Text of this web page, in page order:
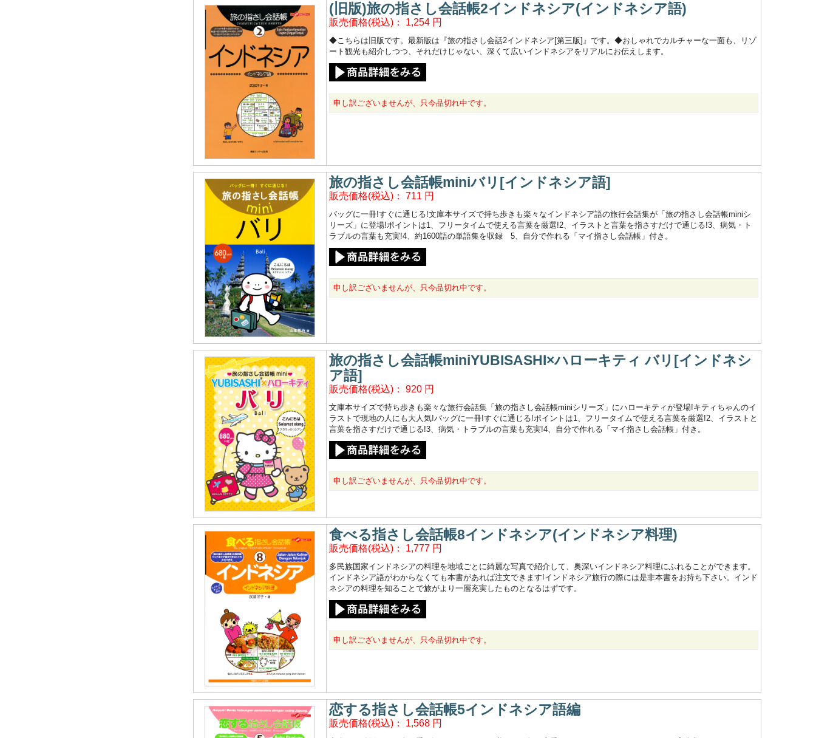
(旧版)旅の指さし会話帳2インドネシア(インドネシア語)
販売価格(税込)： 1,254 円
◆こちらは旧版です。最新版は『旅の指さし会話2インドネシア[第三版]』です。◆おしゃれでカルチャーな一面も、リゾ
ート観光も紹介しつつ、それだけじゃない、深くて広いインドネシアをリアルにお伝えします。
申し訳ございませんが、只今品切れ中です。
旅の指さし会話帳miniバリ[インドネシア語]
販売価格(税込)： 711 円
バッグに一冊!すぐに通じる!文庫本サイズで持ち歩きも楽々なインドネシア語の旅行会話集が「旅の指さし会話帳miniシ
リーズ」に登場!ポイントは1、フリータイムで使える言葉を厳選!2、イラストと言葉を指さすだけで通じる!3、病気・ト
ラブルの言葉も充実!4、約1600語の単語集を収録 5、自分で作れる「マイ指さし会話帳」付き。
申し訳ございませんが、只今品切れ中です。
旅の指さし会話帳miniYUBISASHI×ハローキティ バリ[インドネシ
ア語]
販売価格(税込)： 920 円
文庫本サイズで持ち歩きも楽々な旅行会話集「旅の指さし会話帳miniシリーズ」にハローキティが登場!キティちゃんのイ
ラストで現地の人にも大人気!バッグに一冊!すぐに通じる!ポイントは1、フリータイムで使える言葉を厳選!2、イラストと
言葉を指さすだけで通じる!3、病気・トラブルの言葉も充実!4、自分で作れる「マイ指さし会話帳」付き。
申し訳ございませんが、只今品切れ中です。
食べる指さし会話帳8インドネシア(インドネシア料理)
販売価格(税込)： 1,777 円
多民族国家インドネシアの料理を地域ごとに綺麗な写真で紹介して、奥深いインドネシア料理にふれることができます。
インドネシア語がわからなくても本書があれば注文できます!インドネシア旅行の際には是非本書をお持ち下さい。インド
ネシアの料理を知ることで旅がより一層充実したものとなるはずです。
申し訳ございませんが、只今品切れ中です。
恋する指さし会話帳5インドネシア語編
販売価格(税込)： 1,568 円